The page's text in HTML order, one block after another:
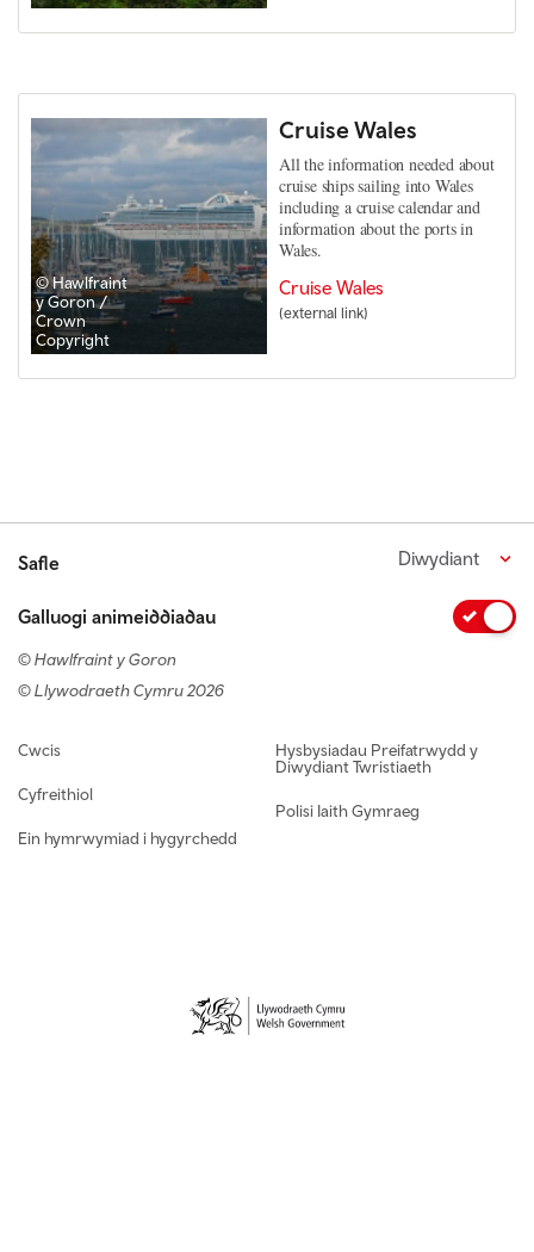
© Hawlfraint
y Goron /
Crown
Copyright
Cruise Wales
All the information needed about
cruise ships sailing into Wales
including a cruise calendar and
information about the ports in
Wales.
Cruise Wales
(external link)
Safle Diwydiant
Galluogi animeiddiadau
© Hawlfraint y Goron
© Llywodraeth Cymru 2026
Footer navigation
Cwcis
Cyfreithiol
Ein hymrwymiad i hygyrchedd
Hysbysiadau Preifatrwydd y
Diwydiant Twristiaeth
Polisi Iaith Gymraeg